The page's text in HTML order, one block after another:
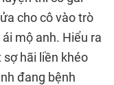
cho cô vào trò
mộ anh. Hiểu ra
sợ hãi liền khéo
đang bệnh